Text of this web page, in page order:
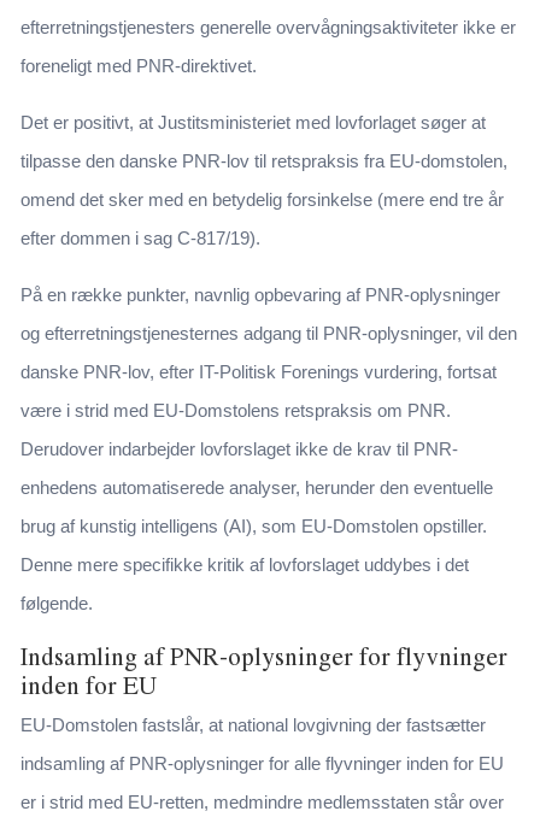
efterretningstjenesters generelle overvågningsaktiviteter ikke er
foreneligt med PNR-direktivet.
Det er positivt, at Justitsministeriet med lovforlaget søger at
tilpasse den danske PNR-lov til retspraksis fra EU-domstolen,
omend det sker med en betydelig forsinkelse (mere end tre år
efter dommen i sag C-817/19).
På en række punkter, navnlig opbevaring af PNR-oplysninger
og efterretningstjenesternes adgang til PNR-oplysninger, vil den
danske PNR-lov, efter IT-Politisk Forenings vurdering, fortsat
være i strid med EU-Domstolens retspraksis om PNR.
Derudover indarbejder lovforslaget ikke de krav til PNR-
enhedens automatiserede analyser, herunder den eventuelle
brug af kunstig intelligens (AI), som EU-Domstolen opstiller.
Denne mere specifikke kritik af lovforslaget uddybes i det
følgende.
Indsamling af PNR-oplysninger for flyvninger
inden for EU
EU-Domstolen fastslår, at national lovgivning der fastsætter
indsamling af PNR-oplysninger for alle flyvninger inden for EU
er i strid med EU-retten, medmindre medlemsstaten står over